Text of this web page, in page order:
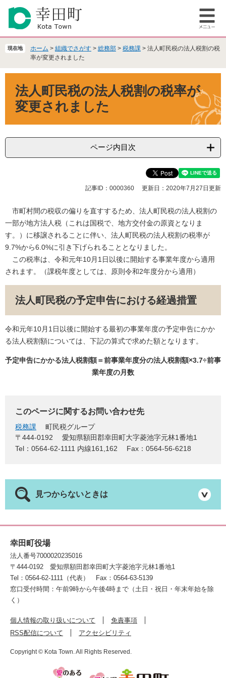
の
で
ー
ば
メ
ー
現在地 ホーム > 組織でさがす > 総務部 > 税務課 > 法人町民税の法人税割の税
率が変更されました
法人町民税の法人税割の税率が
変更されました
ページ内目次
記事ID：0000360 更新日：2020年7月27日更新
市町村間の税収の偏りを直すするため、法人町民税の法人税割の
一部が地方法人税（これは国税で、地方交付金の原資となりま
す。）に移譲されることに伴い、法人町民税の法人税割の税率が
9.7%から6.0%に引き下げられることとなりました。
この税率は、令和元年10月1日以後に開始する事業年度から適用
されます。（課税年度としては、原則令和2年度分から適用）
法人町民税の予定申告における経過措置
令和元年10月1日以後に開始する最初の事業年度の予定申告にかか
る法人税割額については、下記の算式で求めた額となります。
予定申告にかかる法人税割額＝前事業年度分の法人税割額×3.7÷前事
業年度の月数
このページに関するお問い合わせ先
税務課
町民税グループ
〒444-0192
愛知県額田郡幸田町大字菱池字元林1番地1
Tel：0564-62-1111 内線161,162
Fax：0564-56-6218
見つからないときは
幸田町役場
法人番号7000020235016
〒444-0192
愛知県額田郡幸田町大字菱池字元林1番地1
Tel：0564-62-1111（代表）
Fax：0564-63-5139
窓口受付時間：午前9時から午後4時まで（土日・祝日・年末年始を除
く）
個人情報の取り扱いについて
免責事項
RSS配信について
アクセシビリティ
Copyright © Kota Town. All Rights Reserved.